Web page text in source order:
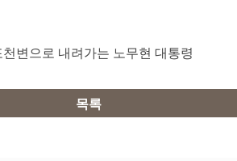
변으로 내려가는 노무현 대통령
목록